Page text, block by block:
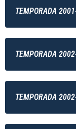
TEMPORADA
TEMPORADA
TEMPORADA